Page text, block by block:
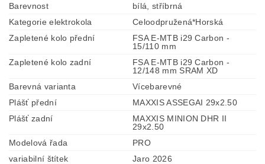
Barevnost
bílá, stříbrná
Kategorie elektrokola
Celoodpružená*Horská
Zapletené kolo přední
FSA E-MTB i29 Carbon -
15/110 mm
Zapletené kolo zadní
FSA E-MTB i29 Carbon -
12/148 mm SRAM XD
Barevná varianta
Vícebarevné
Plášť přední
MAXXIS ASSEGAI 29x2.50
Plášť zadní
MAXXIS MINION DHR II
29x2.50
Modelová řada
PRO
variabilní štítek
Jaro 2026